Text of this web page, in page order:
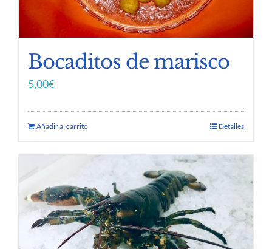
Bocaditos de marisco
5,00€
Añadir al carrito Detalles